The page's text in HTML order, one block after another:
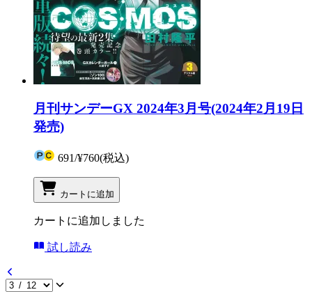
月刊サンデーGX 2024年3月号(2024年2月19日
発売)
691/¥760(税込)
カートに追加
カートに追加しました
試し読み